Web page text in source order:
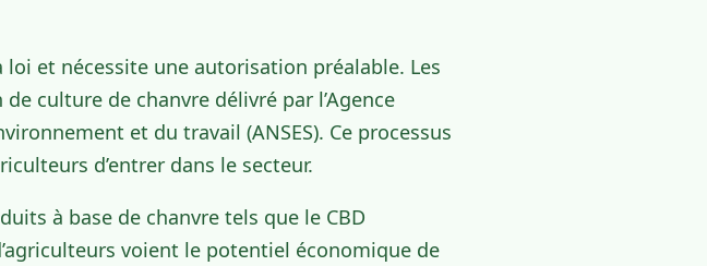
et nécessite une autorisation préalable. Les
culture de chanvre délivré par l’Agence
et du travail (ANSES). Ce processus
d’entrer dans le secteur.
à base de chanvre tels que le CBD
voient le potentiel économique de